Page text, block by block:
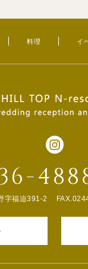
料理 イ
字福迫391-2